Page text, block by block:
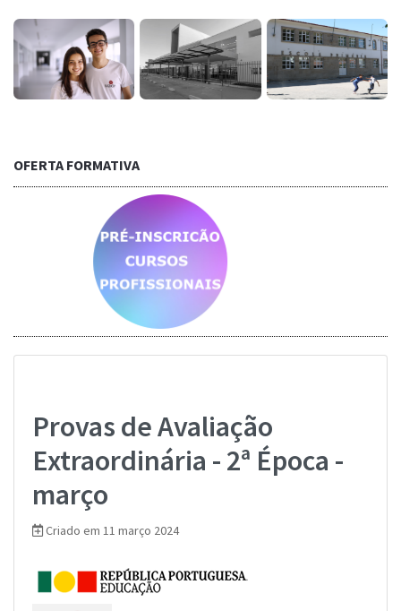
OFERTA FORMATIVA
Saber mais...
Provas de Avaliação
Extraordinária - 2ª Época -
março
Criado em 11 março 2024